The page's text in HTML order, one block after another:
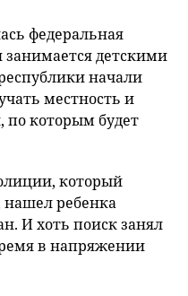
федеральная
занимается детскими
начали
местность и
по которым будет
который
ребенка
И хоть поиск занял
в напряжении